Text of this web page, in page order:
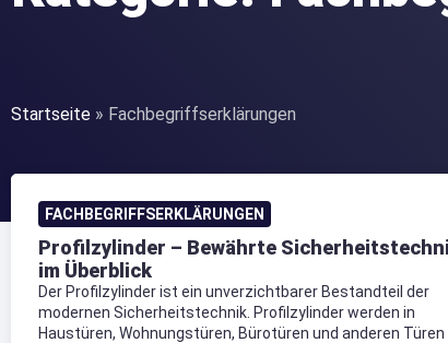
Startseite » Fachbegriffserklärungen
FACHBEGRIFFSERKLÄRUNGEN
Profilzylinder – Bewährte
im Überblick
Der Profilzylinder ist ein unverzichtbarer Bestandteil der
modernen Sicherheitstechnik. Profilzylinder werden in
Haustüren, Wohnungstüren, Bürotüren und anderen Türen